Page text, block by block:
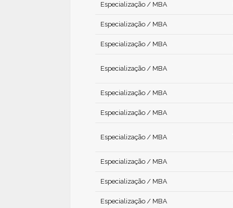
Especialização / MBA
Especialização / MBA
Especialização / MBA
Especialização / MBA
Especialização / MBA
Especialização / MBA
Especialização / MBA
Especialização / MBA
Especialização / MBA
Especialização / MBA